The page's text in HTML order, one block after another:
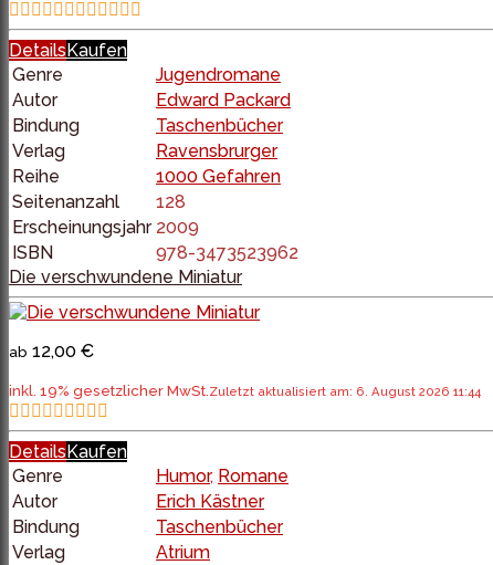
Details Kaufen
Genre
Jugendromane
Autor
Edward Packard
Bindung
Taschenbücher
Verlag
Ravensbrurger
Reihe
1000 Gefahren
Seitenanzahl
128
Erscheinungsjahr 2009
ISBN
978-3473523962
Die verschwundene Miniatur
ab 12,00 €
inkl. 19% gesetzlicher MwSt.Zuletzt aktualisiert am: 6. August 2026 11:44
Details Kaufen
Genre
Humor, Romane
Autor
Erich Kästner
Bindung
Taschenbücher
Verlag
Atrium